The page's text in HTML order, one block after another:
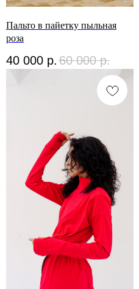
Пальто в пайетку пыльная
роза
40 000 р. 60 000 р.